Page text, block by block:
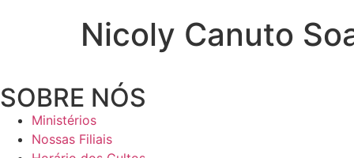
Nicoly Canuto
SOBRE NÓS
Ministérios
Nossas Filiais